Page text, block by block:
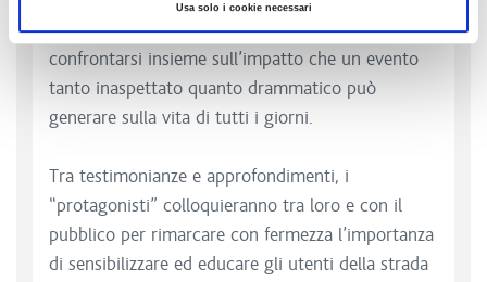
Usa solo i cookie necessari
della Viabilità dell’Autostrada A4-A31 per
confrontarsi insieme sull’impatto che un evento
tanto inaspettato quanto drammatico può
generare sulla vita di tutti i giorni.
Tra testimonianze e approfondimenti, i
“protagonisti” colloquieranno tra loro e con il
pubblico per rimarcare con fermezza l’importanza
di sensibilizzare ed educare gli utenti della strada